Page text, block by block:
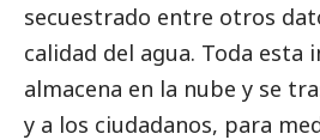
secuestrado entre otros
calidad del agua. Toda esta
almacena en la nube y se
y a los ciudadanos, para